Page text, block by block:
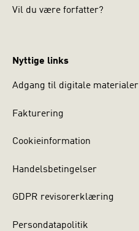
Vil du være forfatter?
Nyttige links
Adgang til digitale materialer
Fakturering
Cookieinformation
Handelsbetingelser
GDPR revisorerklæring
Persondatapolitik